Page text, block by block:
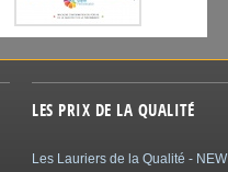
LES PRIX DE LA QUALITÉ
Les Lauriers de la Qualité - NEW